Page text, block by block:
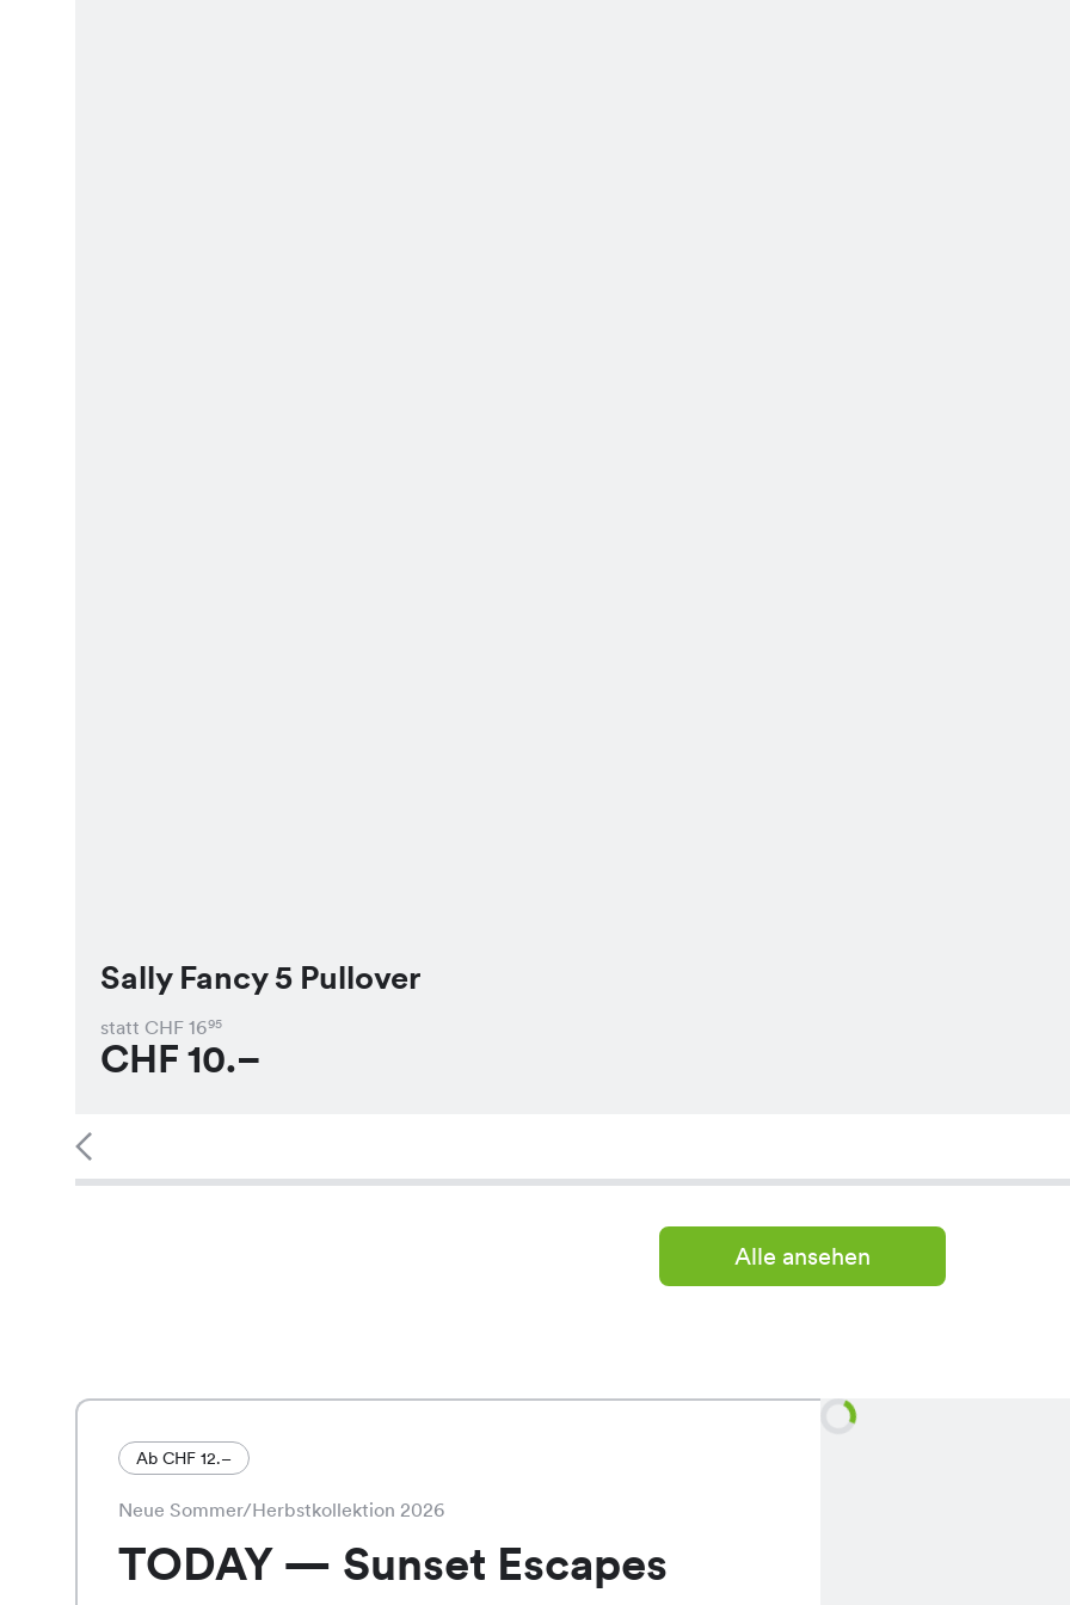
Sally Fancy 5 Pullover
statt CHF 1695
CHF 10.–
Alle ansehen
Ab CHF 12.–
Neue Sommer/Herbstkollektion 2026
TODAY — Sunset Escapes